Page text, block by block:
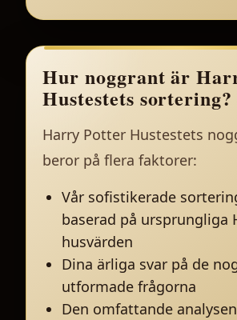
Hur noggrant är
Hustestets sortering?
Harry Potter Hustestets
beror på flera faktorer:
Vår sofistikerade
baserad på ursprungliga
husvärden
Dina ärliga svar på de
utformade frågorna
Den omfattande